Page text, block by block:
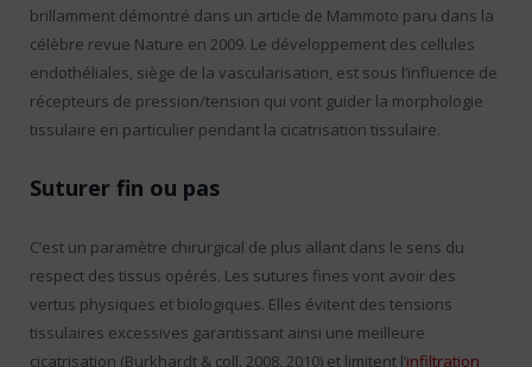
brillamment démontré dans un article de Mammoto paru dans la
célèbre revue Nature en 2009. Le développement des cellules
endothéliales, siège de la vascularisation, est sous l’influence de
récepteurs de pression/tension qui vont guider la morphologie
tissulaire en particulier pendant la cicatrisation tissulaire.
Suturer fin ou pas
C’est un paramètre chirurgical de plus allant dans le sens du
respect des tissus opérés. Les sutures fines vont avoir des
vertus physiques et biologiques. Elles évitent des tensions
tissulaires excessives garantissant ainsi une meilleure
cicatrisation (Burkhardt & coll. 2008, 2010) et limitent l’infiltration